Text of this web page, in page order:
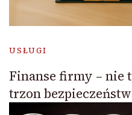
USŁUGI
Finanse firmy – nie
trzon